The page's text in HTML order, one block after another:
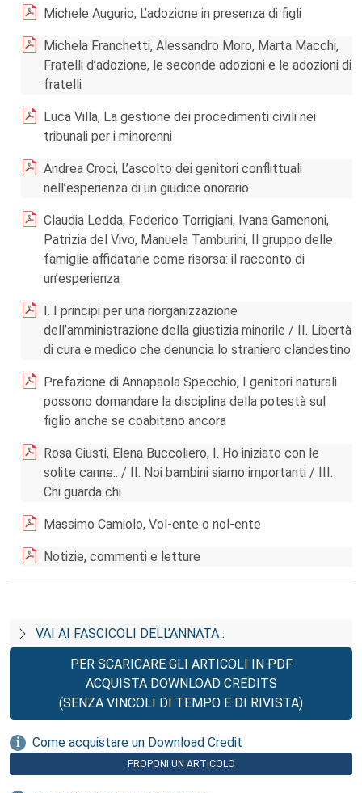
Michele Augurio, L’adozione in presenza di figli
Michela Franchetti, Alessandro Moro, Marta Macchi,
Fratelli d’adozione, le seconde adozioni e le adozioni di
fratelli
Luca Villa, La gestione dei procedimenti civili nei
tribunali per i minorenni
Andrea Croci, L’ascolto dei genitori conflittuali
nell’esperienza di un giudice onorario
Claudia Ledda, Federico Torrigiani, Ivana Gamenoni,
Patrizia del Vivo, Manuela Tamburini, Il gruppo delle
famiglie affidatarie come risorsa: il racconto di
un’esperienza
I. I principi per una riorganizzazione
dell’amministrazione della giustizia minorile / II. Libertà
di cura e medico che denuncia lo straniero clandestino
Prefazione di Annapaola Specchio, I genitori naturali
possono domandare la disciplina della potestà sul
figlio anche se coabitano ancora
Rosa Giusti, Elena Buccoliero, I. Ho iniziato con le
solite canne.. / II. Noi bambini siamo importanti / III.
Chi guarda chi
Massimo Camiolo, Vol-ente o nol-ente
Notizie, commenti e letture
VAI AI FASCICOLI DELL’ANNATA :
PER SCARICARE GLI ARTICOLI IN PDF
ACQUISTA DOWNLOAD CREDITS
(SENZA VINCOLI DI TEMPO E DI RIVISTA)
Come acquistare un Download Credit
PROPONI UN ARTICOLO